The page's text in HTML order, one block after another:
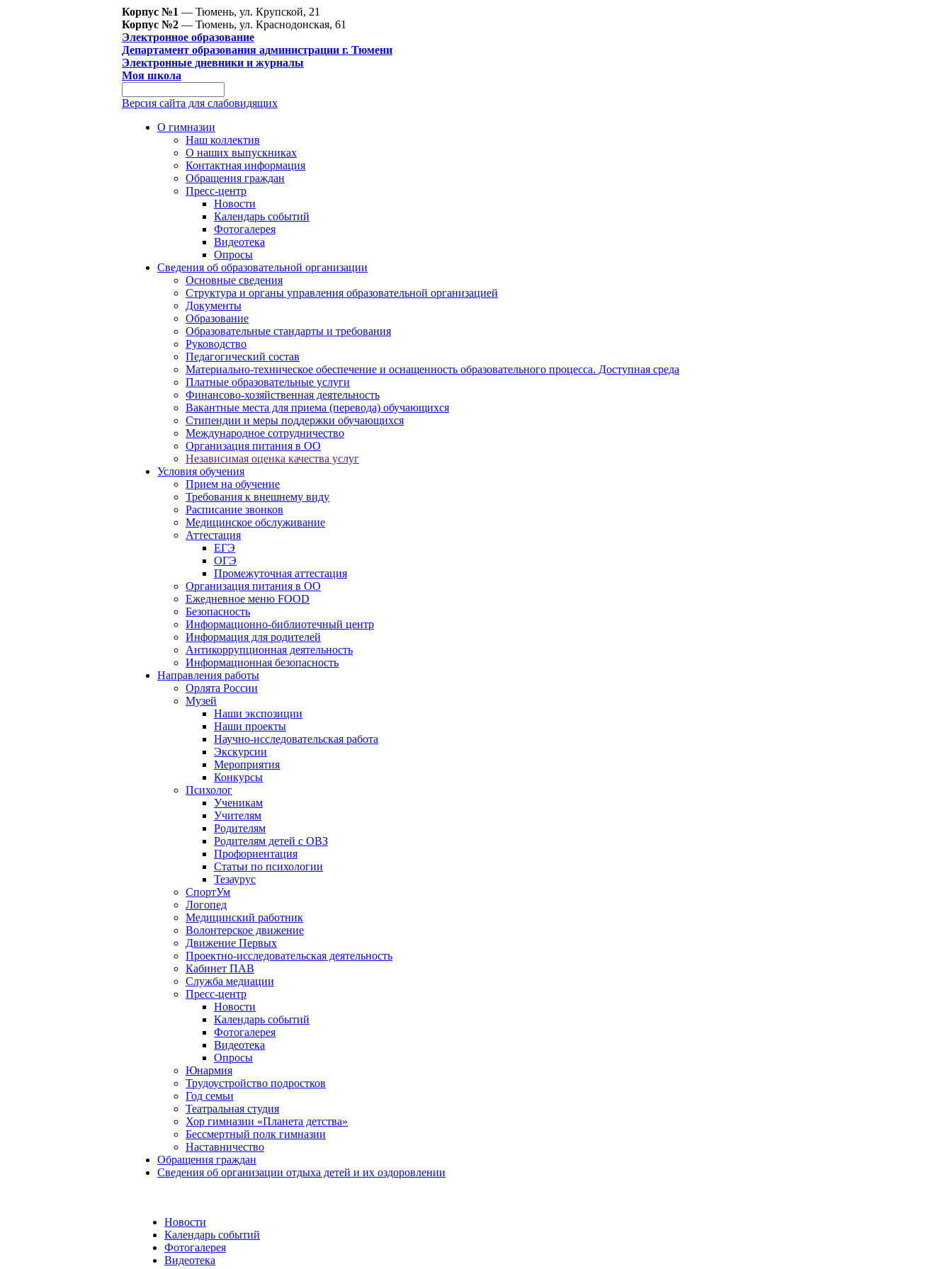
Корпус №1 — Тюмень, ул. Крупской, 21
Корпус №2 — Тюмень, ул. Краснодонская, 61
Электронное образование
Департамент образования администрации г. Тюмени
Электронные дневники и журналы
Моя школа
Версия сайта для слабовидящих
О гимназии
Наш коллектив
О наших выпускниках
Контактная информация
Обращения граждан
Пресс-центр
Новости
Календарь событий
Фотогалерея
Видеотека
Опросы
Сведения об образовательной организации
Основные сведения
Структура и органы управления образовательной организацией
Документы
Образование
Образовательные стандарты и требования
Руководство
Педагогический состав
Материально-техническое обеспечение и оснащенность образовательного процесса. Доступная среда
Платные образовательные услуги
Финансово-хозяйственная деятельность
Вакантные места для приема (перевода) обучающихся
Стипендии и меры поддержки обучающихся
Международное сотрудничество
Организация питания в ОО
Независимая оценка качества услуг
Условия обучения
Прием на обучение
Требования к внешнему виду
Расписание звонков
Медицинское обслуживание
Аттестация
ЕГЭ
ОГЭ
Промежуточная аттестация
Организация питания в ОО
Ежедневное меню FOOD
Безопасность
Информационно-библиотечный центр
Информация для родителей
Антикоррупционная деятельность
Информационная безопасность
Направления работы
Орлята России
Музей
Наши экспозиции
Наши проекты
Научно-исследовательская работа
Экскурсии
Мероприятия
Конкурсы
Психолог
Ученикам
Учителям
Родителям
Родителям детей с ОВЗ
Профориентация
Статьи по психологии
Тезаурус
СпортУм
Логопед
Медицинский работник
Волонтерское движение
Движение Первых
Проектно-исследовательская деятельность
Кабинет ПАВ
Служба медиации
Пресс-центр
Новости
Календарь событий
Фотогалерея
Видеотека
Опросы
Юнармия
Трудоустройство подростков
Год семьи
Театральная студия
Хор гимназии «Планета детства»
Бессмертный полк гимназии
Наставничество
Обращения граждан
Сведения об организации отдыха детей и их оздоровлении
Новости
Календарь событий
Фотогалерея
Видеотека